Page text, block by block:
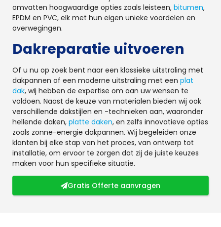
omvatten hoogwaardige opties zoals leisteen, bitumen,
EPDM en PVC, elk met hun eigen unieke voordelen en
overwegingen.
Dakreparatie uitvoeren
Of u nu op zoek bent naar een klassieke uitstraling met
dakpannen of een moderne uitstraling met een plat
dak, wij hebben de expertise om aan uw wensen te
voldoen. Naast de keuze van materialen bieden wij ook
verschillende dakstijlen en -technieken aan, waaronder
hellende daken, platte daken, en zelfs innovatieve opties
zoals zonne-energie dakpannen. Wij begeleiden onze
klanten bij elke stap van het proces, van ontwerp tot
installatie, om ervoor te zorgen dat zij de juiste keuzes
maken voor hun specifieke situatie.
Gratis Offerte aanvragen